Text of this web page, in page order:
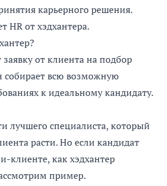
карьерного решения.
HR от хэдхантера.
от клиента на подбор
собирает всю возможную
к идеальному кандидату.
лучшего специалиста, который
расти. Но если кандидат
клиенте, как хэдхантер
пример.